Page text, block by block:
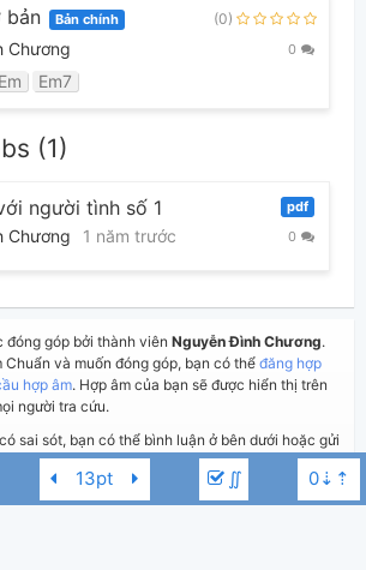
∬
bản Bản chính (0)
Chương 0
Em Em7
(1)
người tình số 1 pdf
Chương 1 năm trước 0
đóng góp bởi thành viên Nguyễn Đình Chương.
Chuẩn và muốn đóng góp, bạn có thể đăng hợp
hợp âm. Hợp âm của bạn sẽ được hiển thị trên
người tra cứu.
sai sót, bạn có thể bình luận ở bên dưới hoặc gửi
. Ngoài ra bạn cũng có thể chỉnh sửa hợp âm bài
phiên bản cá nhân bằng cách nhấn nút
Chỉnh